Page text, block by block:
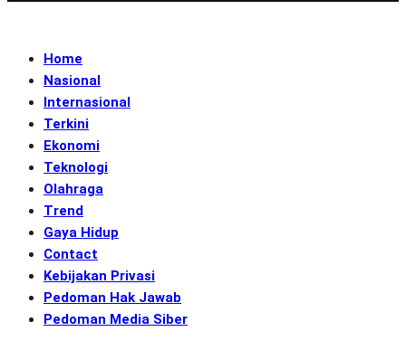
Home
Nasional
Internasional
Terkini
Ekonomi
Teknologi
Olahraga
Trend
Gaya Hidup
Contact
Kebijakan Privasi
Pedoman Hak Jawab
Pedoman Media Siber